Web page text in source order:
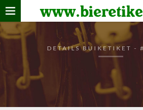
Home
verzamelen
De bierkaart
Bezoekers
DETAILS BUIKETIKET -